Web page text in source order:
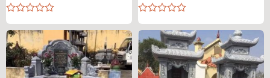
0
out
of
5
0
out
of
5